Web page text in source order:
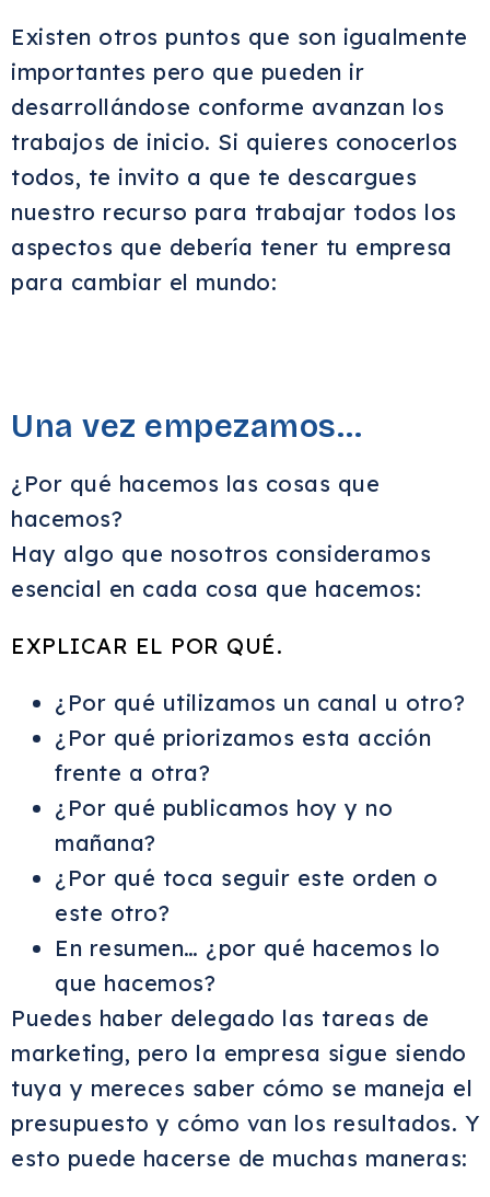
Existen otros puntos que son igualmente
importantes pero que pueden ir
desarrollándose conforme avanzan los
trabajos de inicio. Si quieres conocerlos
todos, te invito a que te descargues
nuestro recurso para trabajar todos los
aspectos que debería tener tu empresa
para cambiar el mundo:
Una vez empezamos…
¿Por qué hacemos las cosas que
hacemos?
Hay algo que nosotros consideramos
esencial en cada cosa que hacemos:
EXPLICAR EL POR QUÉ.
¿Por qué utilizamos un canal u otro?
¿Por qué priorizamos esta acción
frente a otra?
¿Por qué publicamos hoy y no
mañana?
¿Por qué toca seguir este orden o
este otro?
En resumen… ¿por qué hacemos lo
que hacemos?
Puedes haber delegado las tareas de
marketing, pero la empresa sigue siendo
tuya y mereces saber cómo se maneja el
presupuesto y cómo van los resultados. Y
esto puede hacerse de muchas maneras: